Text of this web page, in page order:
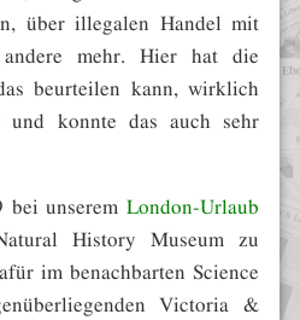
über illegalen Handel mit
mehr. Hier hat die
beurteilen kann, wirklich
und konnte das auch sehr
bei unserem London-Urlaub
History Museum zu
im benachbarten Science
Victoria &